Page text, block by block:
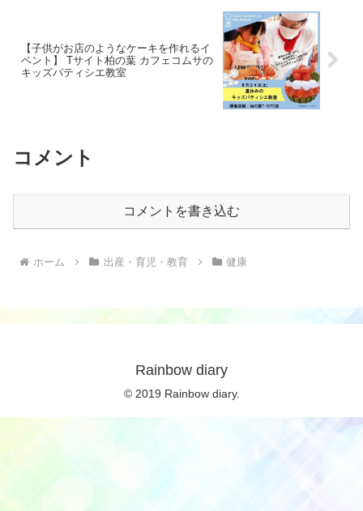
【子供がお店のようなケーキを作れるイ
ベント】 Tサイト柏の葉 カフェコムサの
キッズパティシエ教室
コメント
コメントを書き込む
ホーム 出産・育児・教育 健康
Rainbow diary
© 2019 Rainbow diary.